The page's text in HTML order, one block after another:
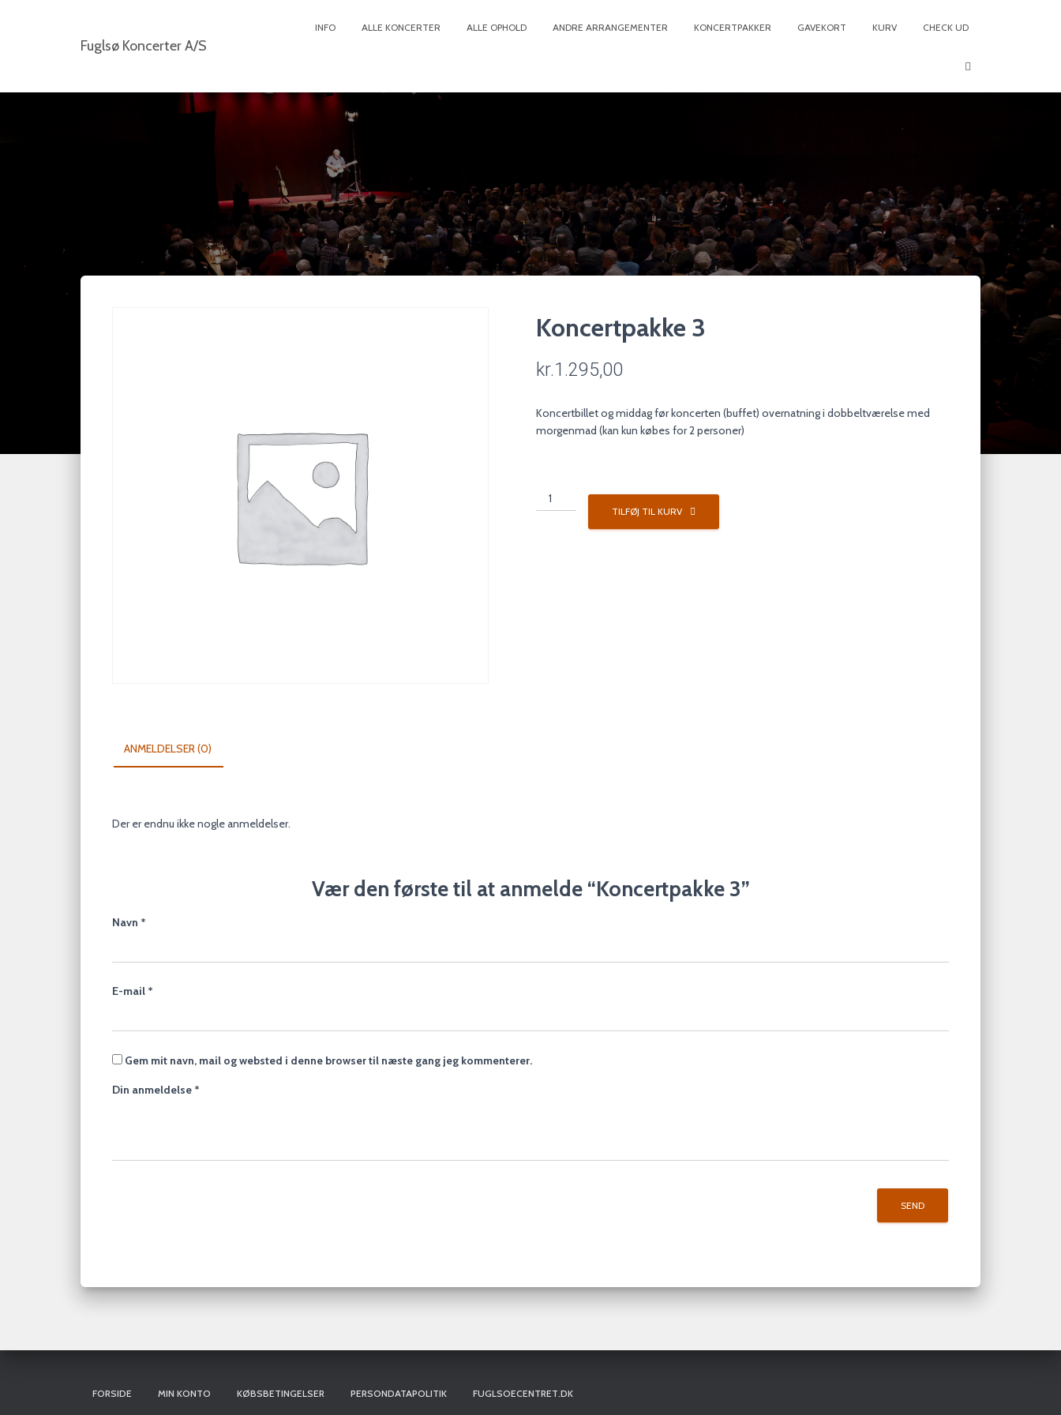
Fuglsø Koncerter A/S
INFO ALLE KONCERTER ALLE OPHOLD ANDRE ARRANGEMENTER KONCERTPAKKER GAVEKORT KURV CHECK UD
Koncertpakke 3
kr.1.295,00
Koncertbillet og middag før koncerten (buffet) overnatning i dobbeltværelse med
morgenmad (kan kun købes for 2 personer)
Koncertpakke
3
TILFØJ TIL KURV
ANMELDELSER (0)
Der er endnu ikke nogle anmeldelser.
Vær den første til at anmelde “Koncertpakke 3”
Navn *
E-mail *
Gem mit navn, mail og websted i denne browser til næste gang jeg kommenterer.
Din anmeldelse *
FORSIDE MIN KONTO KØBSBETINGELSER PERSONDATAPOLITIK FUGLSOECENTRET.DK